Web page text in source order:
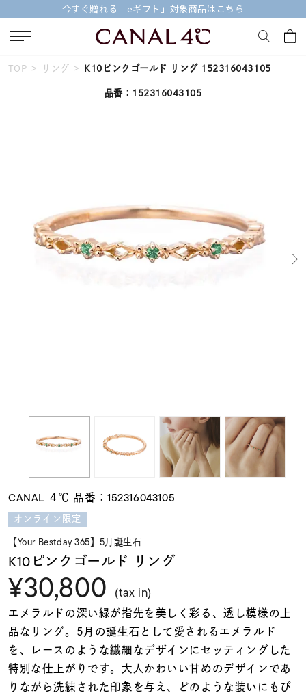
今すぐ贈れる「eギフト」対象商品はこちら
キーワードで検索する
ブランド Canal４℃
石の色
ファッションテイス
ト
着用シーン
コレクション
TOP リング K10ピンクゴールド リング 152316043105
品番：152316043105
CANAL ４℃ 品番：152316043105
オンライン限定
【Your Bestday 365】5月誕生石
K10ピンクゴールド リング
¥30,800 (tax in)
エメラルドの深い緑が指先を美しく彩る、透し模様の上
品なリング。5月の誕生石として愛されるエメラルド
を、レースのような繊細なデザインにセッティングした
特別な仕上がりです。大人かわいい甘めのデザインであ
りながら洗練された印象を与え、どのような装いにもぴ